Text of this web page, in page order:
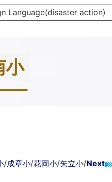
Language(disaster action)
小
/成章小/花岡小/矢立小/Next